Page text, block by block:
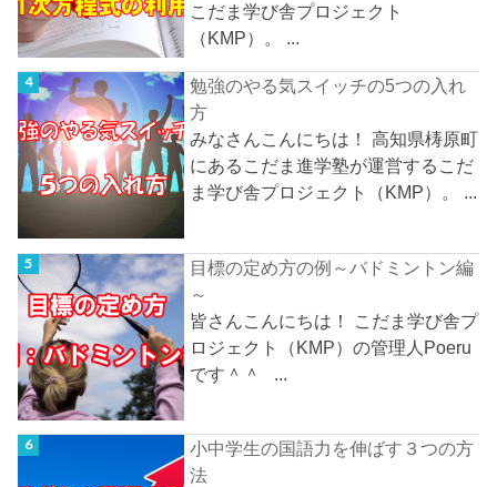
こだま学び舎プロジェクト
（KMP）。 ...
勉強のやる気スイッチの5つの入れ
方
みなさんこんにちは！ 高知県梼原町
にあるこだま進学塾が運営するこだ
ま学び舎プロジェクト（KMP）。 ...
目標の定め方の例～バドミントン編
～
皆さんこんにちは！ こだま学び舎プ
ロジェクト（KMP）の管理人Poeru
です＾＾ ...
小中学生の国語力を伸ばす３つの方
法